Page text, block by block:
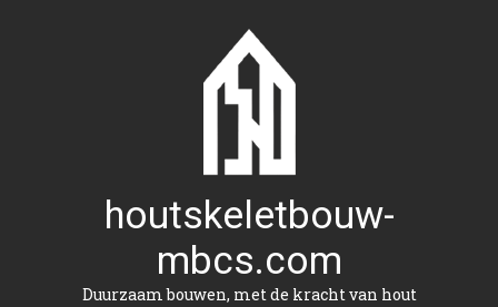
houtskeletbouw-
mbcs.com
Duurzaam bouwen, met de kracht van hout